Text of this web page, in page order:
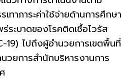
ทาภาระค่าใช้จ่ายด้านการศึกษา
ะบาดของโรคติดเชื้อไวรัส
19) ไปถึงผู้อำนวยการเขตพื้นที่
วยการสำนักบริหารงานการ